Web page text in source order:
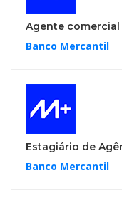
Agente comercial
Banco Mercantil
Estagiário de
Banco Mercantil